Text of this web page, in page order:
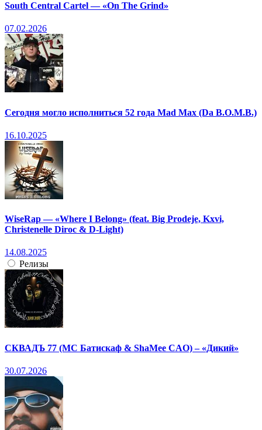
South Central Cartel — «On The Grind»
07.02.2026
Сегодня могло исполниться 52 года Mad Max (Da B.O.M.B.)
16.10.2025
WiseRap — «Where I Belong» (feat. Big Prodeje, Kxvi,
Christenelle Diroc & D-Light)
14.08.2025
Релизы
СКВАДЪ 77 (МС Батискаф & ShaMee CAO) – «Дикий»
30.07.2026